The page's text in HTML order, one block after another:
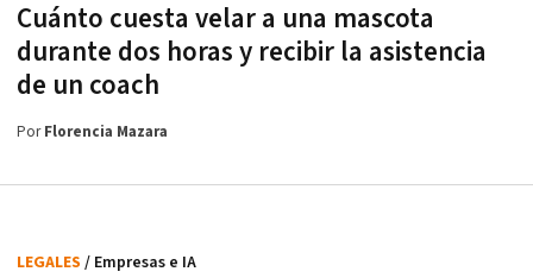
Cuánto cuesta velar a una mascota
durante dos horas y recibir la asistencia
de un coach
PorFlorencia Mazara
LEGALES / Empresas e IA